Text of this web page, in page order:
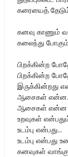
கரையைத்
கனவு காணும்
கலைந்து
பிறக்கின்ற
பிறக்கின்ற
இருக்கின்றது
ஆசைகள்
ஆசைகள்
உறவுகள்
உடம்பு என்பது...
உடம்பு என்பது
கனவுகள்